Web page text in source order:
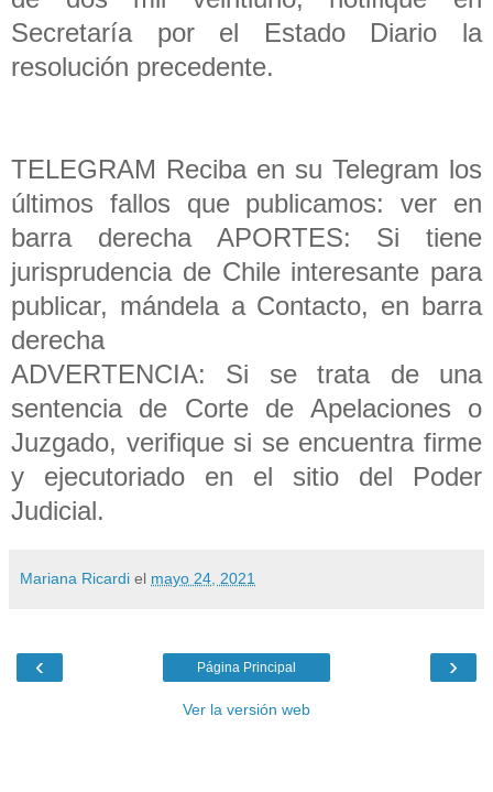
Secretaría por el Estado Diario la
resolución precedente.
TELEGRAM Reciba en su Telegram los
últimos fallos que publicamos: ver en
barra derecha APORTES: Si tiene
jurisprudencia de Chile interesante para
publicar, mándela a Contacto, en barra
derecha
ADVERTENCIA: Si se trata de una
sentencia de Corte de Apelaciones o
Juzgado, verifique si se encuentra firme
y ejecutoriado en el sitio del Poder
Judicial.
Mariana Ricardi el mayo 24, 2021
‹ ›
Página Principal
Ver la versión web